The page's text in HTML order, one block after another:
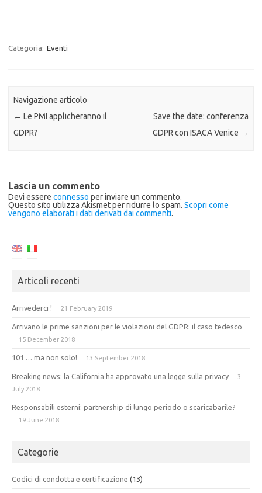
Categoria: Eventi
Navigazione articolo
← Le PMI applicheranno il
GDPR?
Save the date: conferenza
GDPR con ISACA Venice →
Lascia un commento
Devi essere connesso per inviare un commento.
Questo sito utilizza Akismet per ridurre lo spam. Scopri come
vengono elaborati i dati derivati dai commenti.
Articoli recenti
Arrivederci ! 21 February 2019
Arrivano le prime sanzioni per le violazioni del GDPR: il caso tedesco
15 December 2018
101 … ma non solo! 13 September 2018
Breaking news: la California ha approvato una legge sulla privacy
3
July 2018
Responsabili esterni: partnership di lungo periodo o scaricabarile?
19 June 2018
Categorie
Codici di condotta e certificazione (13)